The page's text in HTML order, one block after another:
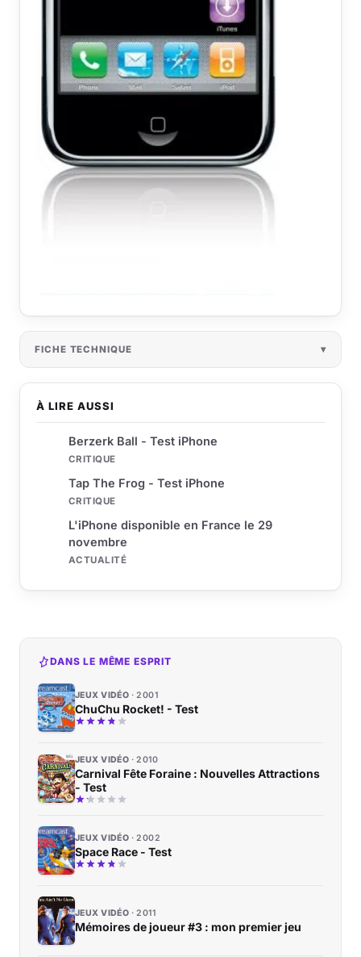
À LIRE AUSSI
Berzerk Ball - Test iPhone
CRITIQUE
Tap The Frog - Test iPhone
CRITIQUE
L'iPhone disponible en France le 29
novembre
ACTUALITÉ
FICHE TECHNIQUE
DANS LE MÊME ESPRIT
JEUX VIDÉO 2001
ChuChu Rocket! - Test
JEUX VIDÉO 2010
Carnival Fête Foraine : Nouvelles Attractions
- Test
JEUX VIDÉO 2002
Space Race - Test
JEUX VIDÉO 2011
Mémoires de joueur #3 : mon premier jeu